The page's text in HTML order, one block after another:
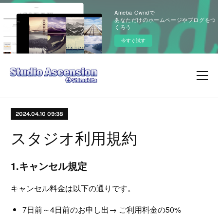
Ameba Owndで
あなただけのホームページやブログをつ
くろう
今すぐ試す
2024.04.10 09:38
スタジオ利用規約
1.キャンセル規定
キャンセル料金は以下の通りです。
7日前～4日前のお申し出→ ご利用料金の50%